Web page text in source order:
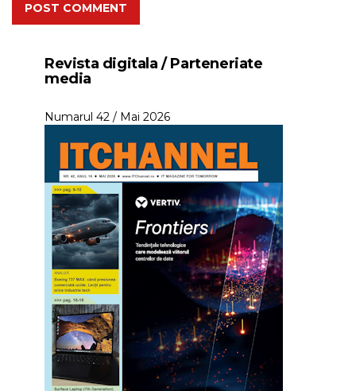
POST COMMENT
Revista digitala / Parteneriate
media
Numarul 42 / Mai 2026